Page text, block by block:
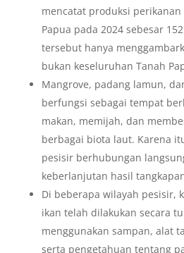
mencatat produksi
Papua pada 2024 sebesar
tersebut hanya
bukan keseluruhan Tanah
Mangrove, padang lamun,
berfungsi sebagai tempat
makan, memijah, dan
berbagai biota laut. Karena
pesisir berhubungan
keberlanjutan hasil
Di beberapa wilayah pesisir,
ikan telah dilakukan secara
menggunakan sampan, alat
serta pengetahuan tentang